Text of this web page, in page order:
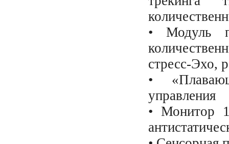
• Модуль
стресс-Эхо,
•
управления
• Монитор